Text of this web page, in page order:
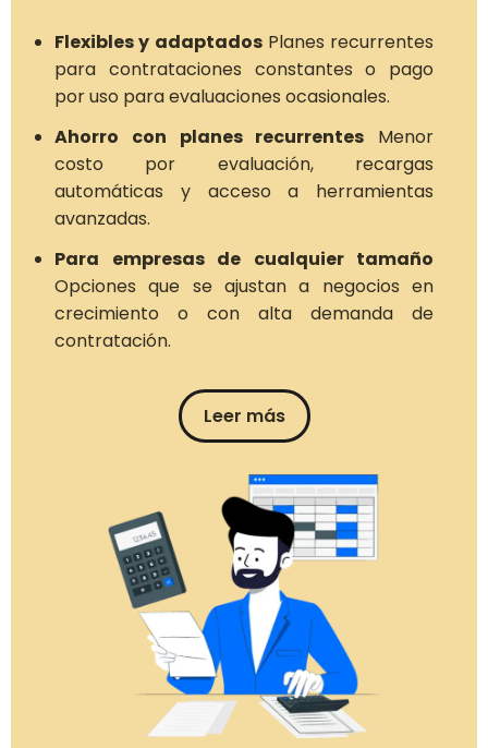
Flexibles y adaptadosPlanes recurrentes
para contrataciones constantes o pago
por uso para evaluaciones ocasionales.
Ahorro con planes recurrentes Menor
costo por evaluación, recargas
automáticas y acceso a herramientas
avanzadas.
Para empresas de cualquier tamaño
Opciones que se ajustan a negocios en
crecimiento o con alta demanda de
contratación.
Leer más